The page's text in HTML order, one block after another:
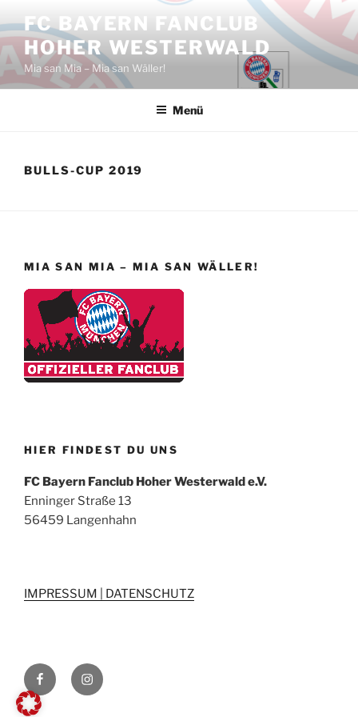
Inhalt
springen
FC BAYERN FANCLUB
HOHER WESTERWALD
Mia san Mia – Mia san Wäller!
Menü
BULLS-CUP 2019
MIA SAN MIA – MIA SAN WÄLLER!
HIER FINDEST DU UNS
FC Bayern Fanclub Hoher Westerwald e.V.
Enninger Straße 13
56459 Langenhahn
IMPRESSUM | DATENSCHUTZ
Wir
auf
Facebook
Wir
auf